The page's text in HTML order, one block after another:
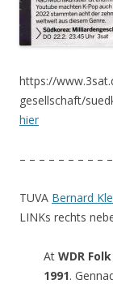
https://
gesellschaft/
hier
– – – – – – – – –
TUVA Bernard
LINKs rechts
At WDR
1991.